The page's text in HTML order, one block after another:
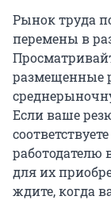
Рынок труда
перемены в
размещенные
Если ваше
для их
ждите, когда